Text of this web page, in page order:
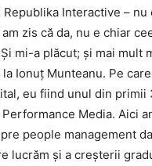
Interactive – nu
zis că da, nu e chiar
mi-a plăcut; și mai mult
Ionuț Munteanu. Pe
eu fiind unul din primii
Media. Aici
people management
lucrăm și a creșterii